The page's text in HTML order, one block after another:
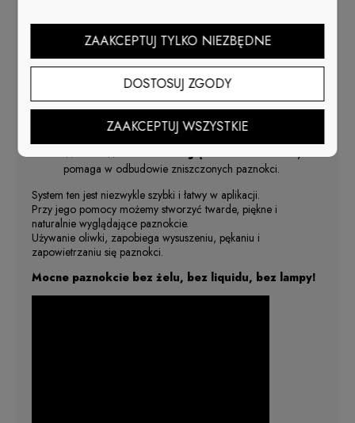
REKORD PRĘDKOŚCIpełna stylizacja już w 20 minut.
wydajność = małe zużycie produktu.
ODPORNOŚĆklej międzywarstwowy daje
odporność, trwałość, a przede wszystkim jednorodność
pomaga w odbudowie zniszczonych paznokci.
System ten jest niezwykle szybki i łatwy w aplikacji.
Przy jego pomocy możemy stworzyć twarde, piękne i
naturalnie wyglądające paznokcie.
Używanie oliwki, zapobiega wysuszeniu, pękaniu i
zapowietrzaniu się paznokci.
Mocne paznokcie bez żelu, bez liquidu, bez lampy!
ZAAKCEPTUJ TYLKO NIEZBĘDNE
DOSTOSUJ ZGODY
ZAAKCEPTUJ WSZYSTKIE